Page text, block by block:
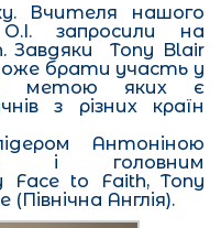
Вчителя нашого
запросили на
Завдяки Tony Blair
брати участь у
метою яких є
з різних країн
Антоніною
і головним
Face to Faith, Tony
Англія).